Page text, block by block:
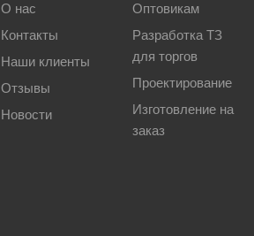
О нас
Контакты
Наши клиенты
Отзывы
Новости
Оптовикам
Разработка ТЗ
для торгов
Проектирование
Изготовление на
заказ